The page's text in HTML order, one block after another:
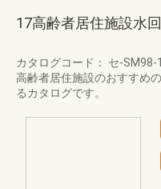
17高齢者居住施設水
カタログコード： セ-SM98-
高齢者居住施設のおすすめ
るカタログです。